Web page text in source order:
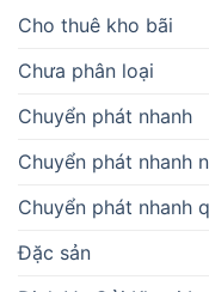
Cho thuê kho bãi
Chưa phân loại
Chuyển phát nhanh
Chuyển phát nhanh
Chuyển phát nhanh
Đặc sản